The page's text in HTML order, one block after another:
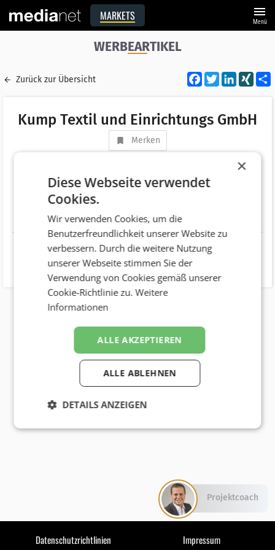
MARKETS menu
Menü
WERBEARTIKEL
Zurück zur Übersicht Facebook
Twitter XING
Kump Textil und Einrichtungs GmbH
Merken
AT 8020 Graz
Telefonnummer +43 (316) 391502-1
Website http://www.i4promotion.com
Datenschutzrichtlinien Impressum
×
Diese Webseite verwendet
Cookies.
Wir verwenden Cookies, um die
Benutzerfreundlichkeit unserer Website zu
verbessern. Durch die weitere Nutzung
unserer Webseite stimmen Sie der
Verwendung von Cookies gemäß unserer
Cookie-Richtlinie zu.Weitere
Informationen
ALLE AKZEPTIEREN
ALLE ABLEHNEN
DETAILS ANZEIGEN
Projektcoach